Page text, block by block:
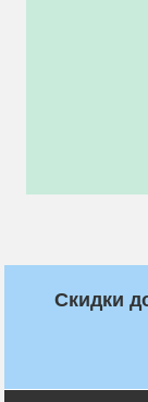
Скидки